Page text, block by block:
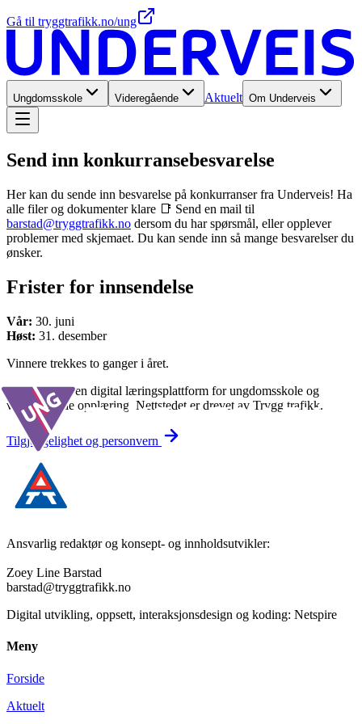
Gå til tryggtrafikk.no/ung
Ungdomsskole Videregående Aktuelt Om Underveis
Send inn konkurranse­besvarelse
Her kan du sende inn besvarelse på konkurranser fra Underveis! Ha
alle filer og dokumenter klare 📑 Send en mail til
barstad@tryggtrafikk.no dersom du har spørsmål, eller opplever
problemer med skjemaet. Du kan sende inn så mange besvarelser du
ønsker.
Frister for innsendelse
Vår: 30. juni
Høst: 31. desember
Vinnere trekkes to ganger i året.
Underveis er en digital læringsplattform for ungdomsskole og
videregående opplæring. Nettstedet er drevet av Trygg trafikk.
Tilgjengelighet og personvern
Ansvarlig redaktør og konsept- og innholdsutvikler:
Zoey Line Barstad
barstad@tryggtrafikk.no
Digital utvikling, oppsett, interaksjonsdesign og koding: Netspire
Meny
Forside
Aktuelt